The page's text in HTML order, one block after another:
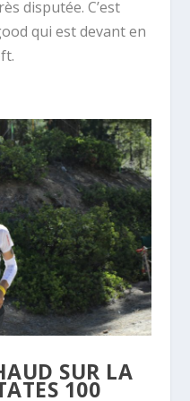
disputée. C’est
qui est devant en
SUR LA
100